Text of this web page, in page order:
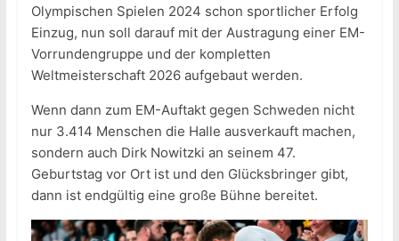
Olympischen Spielen 2024 schon sportlicher Erfolg
Einzug, nun soll darauf mit der Austragung einer EM-
Vorrundengruppe und der kompletten
Weltmeisterschaft 2026 aufgebaut werden.
Wenn dann zum EM-Auftakt gegen Schweden nicht
nur 3.414 Menschen die Halle ausverkauft machen,
sondern auch Dirk Nowitzki an seinem 47.
Geburtstag vor Ort ist und den Glücksbringer gibt,
dann ist endgültig eine große Bühne bereitet.